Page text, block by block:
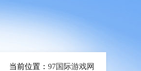
当前位置： 97国际游戏网